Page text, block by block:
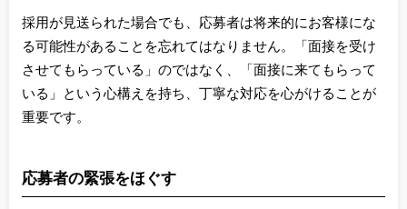
採用が見送られた場合でも、応募者は将来的にお客様にな
る可能性があることを忘れてはなりません。「面接を受け
させてもらっている」のではなく、「面接に来てもらって
いる」という心構えを持ち、丁寧な対応を心がけることが
重要です。
応募者の緊張をほぐす